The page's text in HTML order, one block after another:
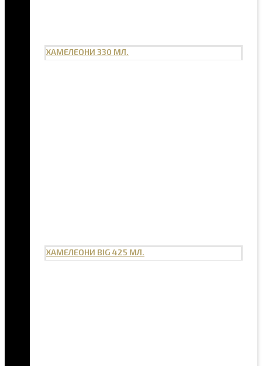
ХАМЕЛЕОНИ 330 МЛ.
ХАМЕЛЕОНИ BIG 425 МЛ.